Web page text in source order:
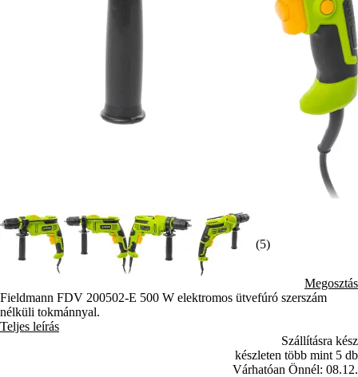
(5)
Megosztás
Fieldmann FDV 200502-E 500 W elektromos ütvefúró szerszám
nélküli tokmánnyal.
Teljes leírás
Szállításra kész
készleten több mint 5 db
Várhatóan Önnél: 08.12.